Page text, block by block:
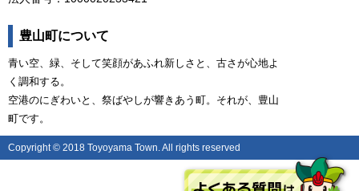
豊山町について
青い空、緑、そして笑顔があふれ新しさと、古さが心地よ
く調和する。
空港のにぎわいと、祭ばやしが響きあう町。それが、豊山
町です。
Copyright © 2018 Toyoyama Town. All rights reserved